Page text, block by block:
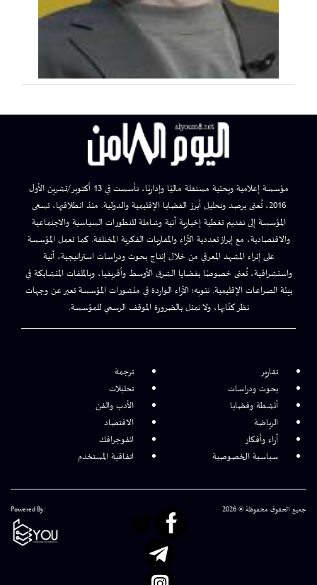
مؤسسة إعلامية وبحثية مستقلة ماليًا وإداريًا، تأسست في 13 أكتوبر/تشرين الأول
2016، تُعنى برصد وتحليل أبرز القضايا الإقليمية والدولية. منذ انطلاقتها، تسعى
المؤسسة إلى تقديم تغطية إخبارية آنية وشاملة للتطورات السياسية والاجتماعية
والاقتصادية، مع إبراز تعددية الآراء والمقاربات الفكرية المختلفة. كما تعمل المؤسسة
على إثراء المشهد المعرفي من خلال إنتاج بحوث ودراسات استراتيجية، آنية
واستشرافية، تُعنى خصوصًا بقضايا الشرق الأوسط وأفريقيا، وبالملفات المتشابكة في
بيئة الصراعات الإقليمية. تنويه: الآراء الواردة في منشورات المؤسسة تعبر عن وجهات
نظر كتّابها، ولا تمثل بالضرورة الموقف الرسمي للمؤسسة.
تقارير
ترجمة
بحوث ودراسات
تحليلات
أنشطة وقضايا
الأدب والفن
الرياضة
الاقتصاد
آراء وأفكار
انفوجرافك
سياسية الخصوصية
اتفاقية المستخدم
جميع الحقوق محفوظة © 2026 Powered By: